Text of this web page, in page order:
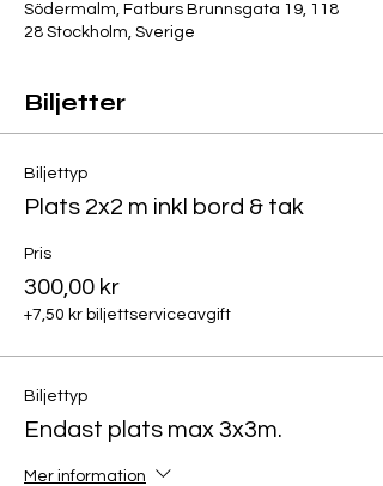
Södermalm, Fatburs Brunnsgata 19, 118
28 Stockholm, Sverige
Biljetter
Biljettyp
Plats 2x2 m inkl bord & tak
Pris
300,00 kr
+7,50 kr biljettserviceavgift
Biljettyp
Endast plats max 3x3m.
Mer information